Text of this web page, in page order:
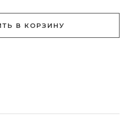
В КОРЗИНУ